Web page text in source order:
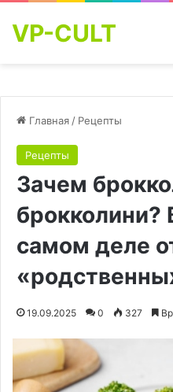
VP-CULT
Главная / Рецепты
Рецепты
Зачем
брокколини?
самом деле
19.09.2025 0 327